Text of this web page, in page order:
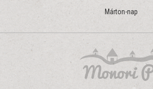
Márton-nap